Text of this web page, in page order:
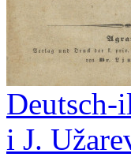
Deutsch-
i J.